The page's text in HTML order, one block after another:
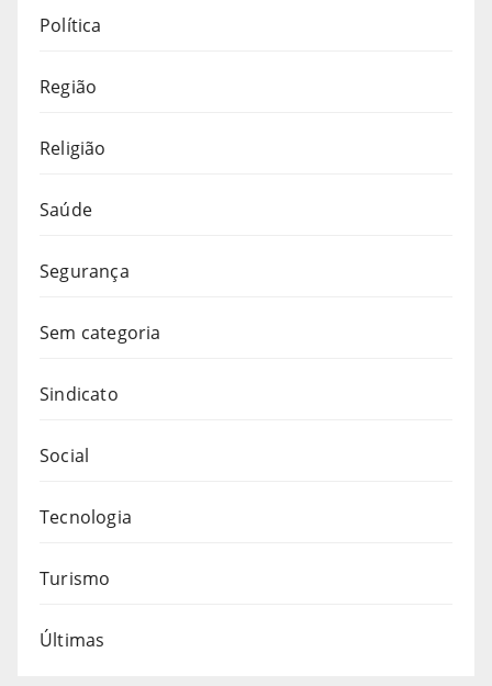
Política
Região
Religião
Saúde
Segurança
Sem categoria
Sindicato
Social
Tecnologia
Turismo
Últimas